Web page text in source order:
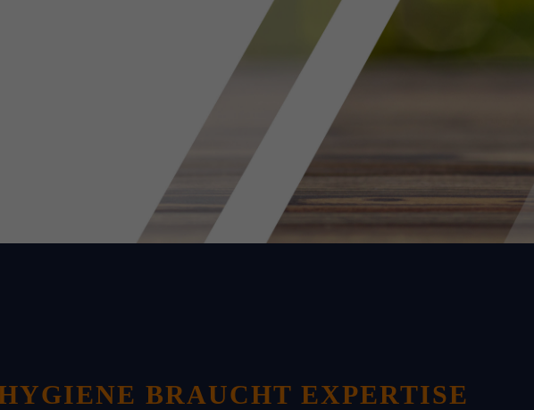
BRAUCHT EXPERTISE